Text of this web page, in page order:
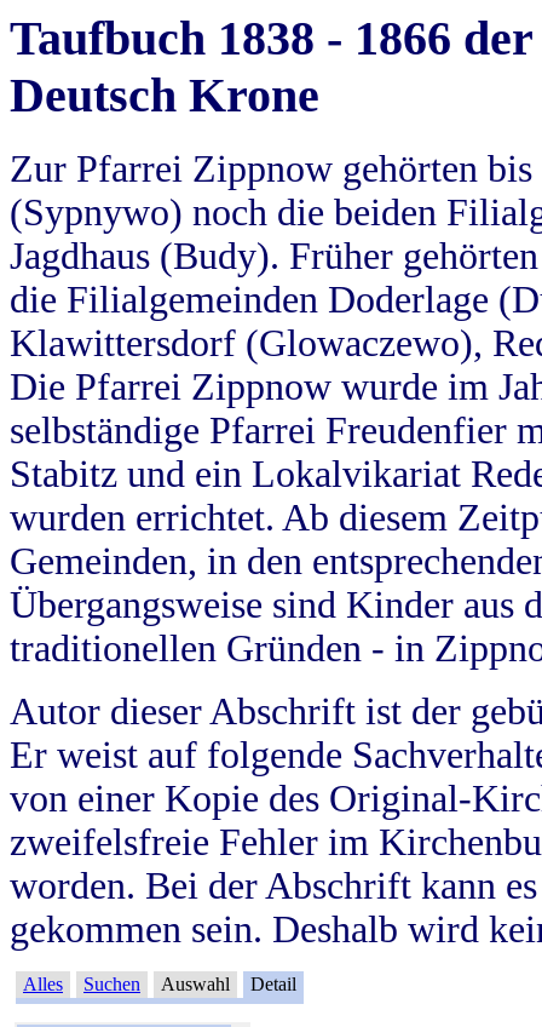
Taufbuch 1838 - 1866
Deutsch Krone
Zur Pfarrei Zippnow gehörten
(Sypnywo) noch die beiden
Jagdhaus (Budy). Früher
die Filialgemeinden Doderlage
Klawittersdorf (Glowaczewo),
Die Pfarrei Zippnow wurde im
selbständige Pfarrei Freudenfier
Stabitz und ein Lokalvikariat
wurden errichtet. Ab diesem
Gemeinden, in den
Übergangsweise sind Kinder aus
traditionellen Gründen - in
Autor dieser Abschrift ist der
Er weist auf folgende
von einer Kopie des Original-
zweifelsfreie Fehler im
worden. Bei der Abschrift kann
gekommen sein. Deshalb wird
Alles Suchen Auswahl Detail